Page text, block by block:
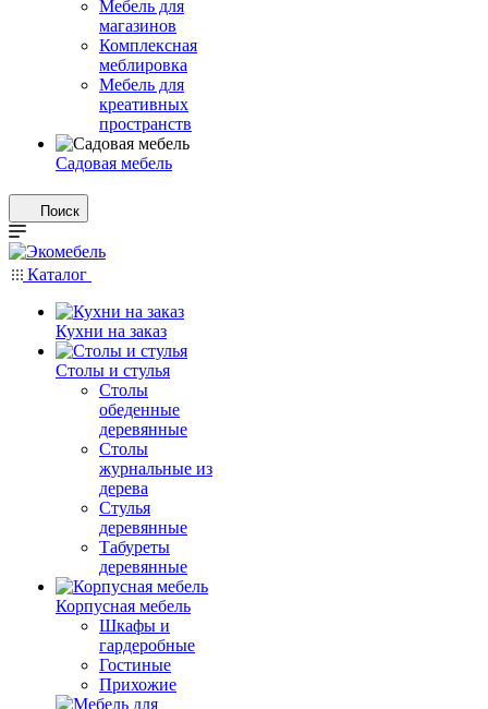
Мебель для
магазинов
Комплексная
меблировка
Мебель для
креативных
пространств
Садовая мебель
Поиск
Каталог
Кухни на заказ
Столы и стулья
Столы
обеденные
деревянные
Столы
журнальные из
дерева
Стулья
деревянные
Табуреты
деревянные
Корпусная мебель
Шкафы и
гардеробные
Гостиные
Прихожие